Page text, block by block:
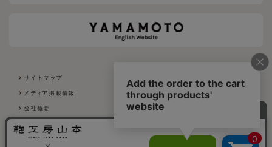
サイトマップ
メディア掲載情報 採用について
会社概要 プライバシーポリシー